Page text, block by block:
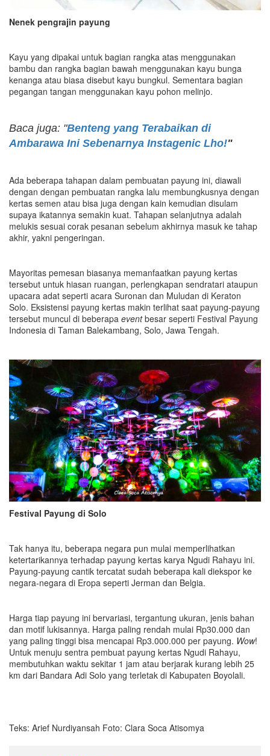
Nenek pengrajin payung
Kayu yang dipakai untuk bagian rangka atas menggunakan
bambu dan rangka bagian bawah menggunakan kayu bunga
kenanga atau biasa disebut kayu bungkul. Sementara bagian
pegangan tangan menggunakan kayu pohon melinjo.
Baca juga: "Benteng yang Terabaikan di
Ambarawa Ini Sebenarnya Instagenic Lho!"
Ada beberapa tahapan dalam pembuatan payung ini, diawali
dengan dengan pembuatan rangka lalu membungkusnya dengan
kertas semen atau bisa juga dengan kain kemudian disulam
supaya ikatannya semakin kuat. Tahapan selanjutnya adalah
melukis sesuai corak pesanan sebelum akhirnya masuk ke tahap
akhir, yakni pengeringan.
Mayoritas pemesan biasanya memanfaatkan payung kertas
tersebut untuk hiasan ruangan, perlengkapan sendratari ataupun
upacara adat seperti acara Suronan dan Muludan di Keraton
Solo. Eksistensi payung kertas makin terlihat saat payung-payung
tersebut muncul di beberapa eventbesar seperti Festival Payung
Indonesia di Taman Balekambang, Solo, Jawa Tengah.
Festival Payung di Solo
Tak hanya itu, beberapa negara pun mulai memperlihatkan
ketertarikannya terhadap payung kertas karya Ngudi Rahayu ini.
Payung-payung cantik tercatat sudah beberapa kali diekspor ke
negara-negara di Eropa seperti Jerman dan Belgia.
Harga tiap payung ini bervariasi, tergantung ukuran, jenis bahan
dan motif lukisannya. Harga paling rendah mulai Rp30.000 dan
yang paling tinggi bisa mencapai Rp3.000.000 per payung. Wow!
Untuk menuju sentra pembuat payung kertas Ngudi Rahayu,
membutuhkan waktu sekitar 1 jam atau berjarak kurang lebih 25
km dari Bandara Adi Solo yang terletak di Kabupaten Boyolali.
Teks: Arief Nurdiyansah Foto: Clara Soca Atisomya